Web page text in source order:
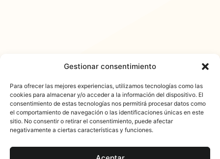
Gestionar consentimiento
Para ofrecer las mejores experiencias, utilizamos tecnologías como las
cookies para almacenar y/o acceder a la información del dispositivo. El
consentimiento de estas tecnologías nos permitirá procesar datos como
el comportamiento de navegación o las identificaciones únicas en este
sitio. No consentir o retirar el consentimiento, puede afectar
negativamente a ciertas características y funciones.
𐓏FlashActual